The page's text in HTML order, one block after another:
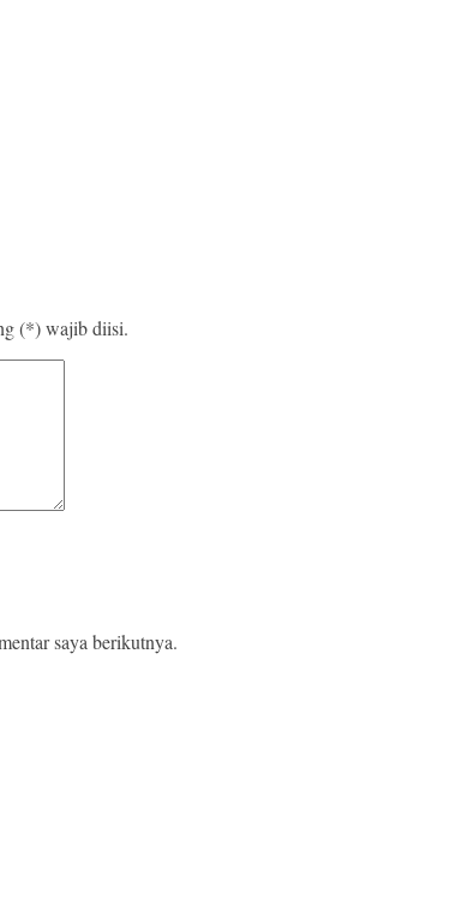
(*) wajib diisi.
saya berikutnya.